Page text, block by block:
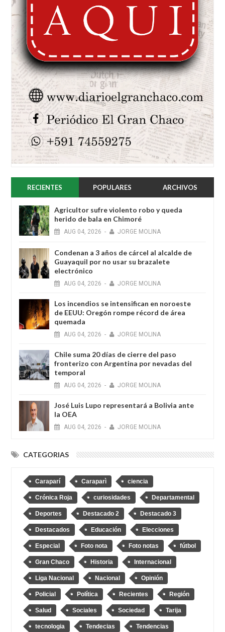
RECIENTES POPULARES ARCHIVOS
Agricultor sufre violento robo y queda
herido de bala en Chimoré
AUG 04, 2026 - JORGE MOLINA
Condenan a 3 años de cárcel al alcalde de
Guayaquil por no usar su brazalete
electrónico
AUG 04, 2026 - JORGE MOLINA
Los incendios se intensifican en noroeste
de EEUU: Oregón rompe récord de área
quemada
AUG 04, 2026 - JORGE MOLINA
Chile suma 20 días de cierre del paso
fronterizo con Argentina por nevadas del
temporal
AUG 04, 2026 - JORGE MOLINA
José Luis Lupo representará a Bolivia ante
la OEA
AUG 04, 2026 - JORGE MOLINA
CATEGORIAS
Caraparí Caraparì ciencia
Crónica Roja curiosidades Departamental
Deportes Destacado 2 Destacado 3
Destacados Educación Elecciones
Especial Foto nota Foto notas fútbol
Gran Chaco Historia Internacional
Liga Nacional Nacional Opinión
Policial Política Recientes Región
Salud Sociales Sociedad Tarija
tecnologia Tendecias Tendencias